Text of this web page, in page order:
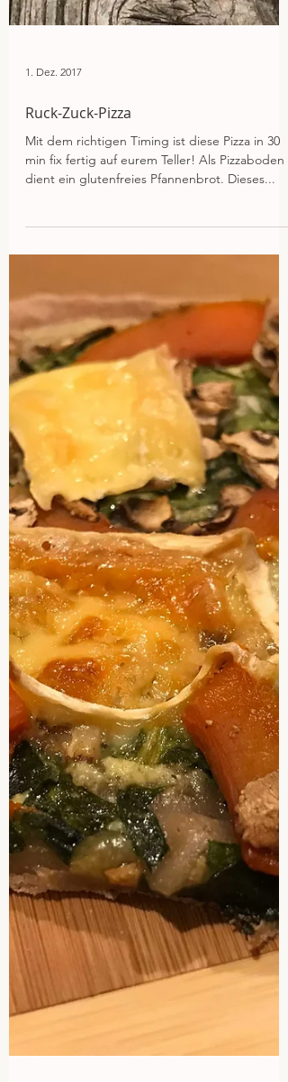
Mit dem richtigen Timing ist diese Pizza in 30
min fix fertig auf eurem Teller! Als Pizzaboden
dient ein glutenfreies Pfannenbrot. Dieses...